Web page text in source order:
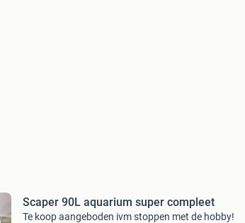
Scaper 90L aquarium super compleet
Te koop aangeboden ivm stoppen met de hobby!